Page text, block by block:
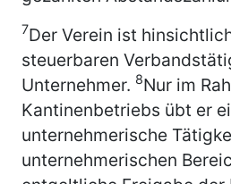
7Der Verein ist
steuerbaren
Unternehmer. 8Nur im
Kantinenbetriebs übt er
unternehmerische
unternehmerischen